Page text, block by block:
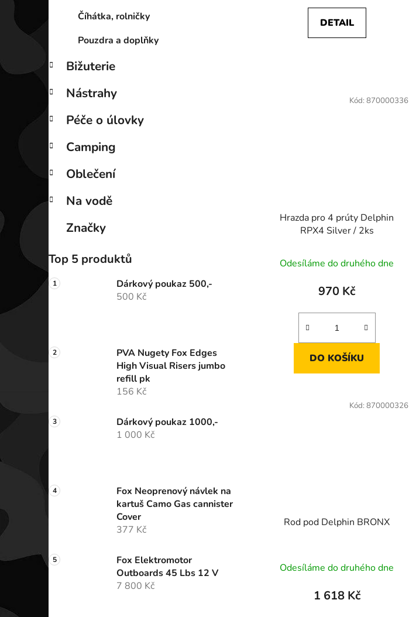
Číhátka, rolničky
Pouzdra a doplňky
Bižuterie
Nástrahy
Péče o úlovky
Camping
Oblečení
Na vodě
Značky
Top 5 produktů
Dárkový poukaz 500,-
500 Kč
PVA Nugety Fox Edges
High Visual Risers jumbo
refill pk
156 Kč
Dárkový poukaz 1000,-
1 000 Kč
Fox Neoprenový návlek na
kartuš Camo Gas cannister
Cover
377 Kč
Fox Elektromotor
Outboards 45 Lbs 12 V
7 800 Kč
DETAIL
Hrazda pro 4 prúty Delphin
RPX4 Silver / 2ks
Odesíláme do druhého dne
970 Kč
DO KOŠÍKU
Kód: 870000336
Rod pod Delphin BRONX
Odesíláme do druhého dne
1 618 Kč
Kód: 870000326